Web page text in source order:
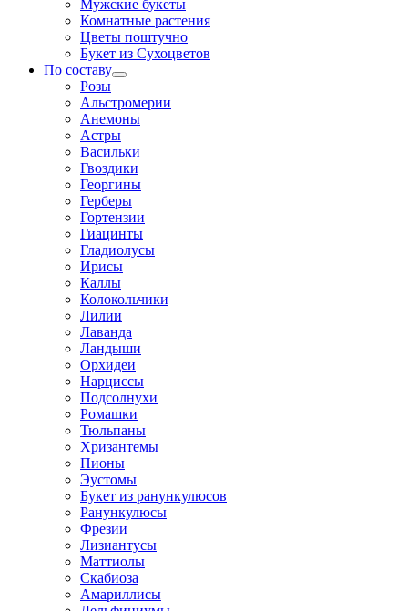
Мужские букеты
Комнатные растения
Цветы поштучно
Букет из Сухоцветов
По составу
Розы
Альстромерии
Анемоны
Астры
Васильки
Гвоздики
Георгины
Герберы
Гортензии
Гиацинты
Гладиолусы
Ирисы
Каллы
Колокольчики
Лилии
Лаванда
Ландыши
Орхидеи
Нарциссы
Подсолнухи
Ромашки
Тюльпаны
Хризантемы
Пионы
Эустомы
Букет из ранункулюсов
Ранункулюсы
Фрезии
Лизиантусы
Маттиолы
Скабиоза
Амариллисы